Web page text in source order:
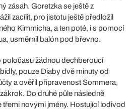
zásah. Goretzka se ještě z
zacílit, pro jistotu ještě předložil
Kimmicha, a ten poté, i s pomocí
usměrnil balón pod břevno.
žádnou dechberoucí
pouze Diaby dvě minuty od
a ověřil připravenost Sommera,
Do druhé půle následně
třemi novými jmény. Hostující lodivod